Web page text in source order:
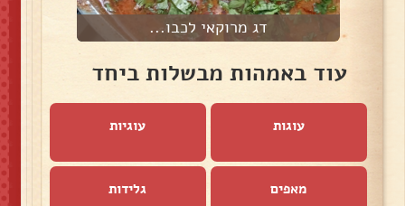
דג מרוקאי לכבו...
עוד באמהות מבשלות ביחד
עוגות עוגיות
מאפים גלידות